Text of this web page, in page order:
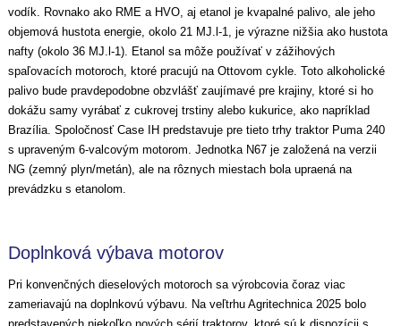
vodík. Rovnako ako RME a HVO, aj etanol je kvapalné palivo, ale jeho
objemová hustota energie, okolo 21 MJ.l-1, je výrazne nižšia ako hustota
nafty (okolo 36 MJ.l-1). Etanol sa môže používať v zážihových
spaľovacích motoroch, ktoré pracujú na Ottovom cykle. Toto alkoholické
palivo bude pravdepodobne obzvlášť zaujímavé pre krajiny, ktoré si ho
dokážu samy vyrábať z cukrovej trstiny alebo kukurice, ako napríklad
Brazília. Spoločnosť Case IH predstavuje pre tieto trhy traktor Puma 240
s upraveným 6-valcovým motorom. Jednotka N67 je založená na verzii
NG (zemný plyn/metán), ale na rôznych miestach bola upraená na
prevádzku s etanolom.
Doplnková výbava motorov
Pri konvenčných dieselových motoroch sa výrobcovia čoraz viac
zameriavajú na doplnkovú výbavu. Na veľtrhu Agritechnica 2025 bolo
predstavených niekoľko nových sérií traktorov, ktoré sú k dispozícii s